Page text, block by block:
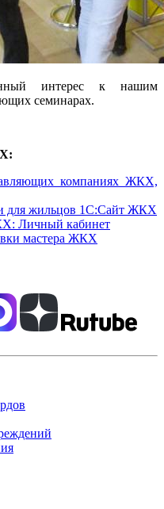
интерес к нашим
семинарах.
компаниях ЖКХ,
для жильцов 1С:Сайт ЖКХ
Личный кабинет
мастера ЖКХ